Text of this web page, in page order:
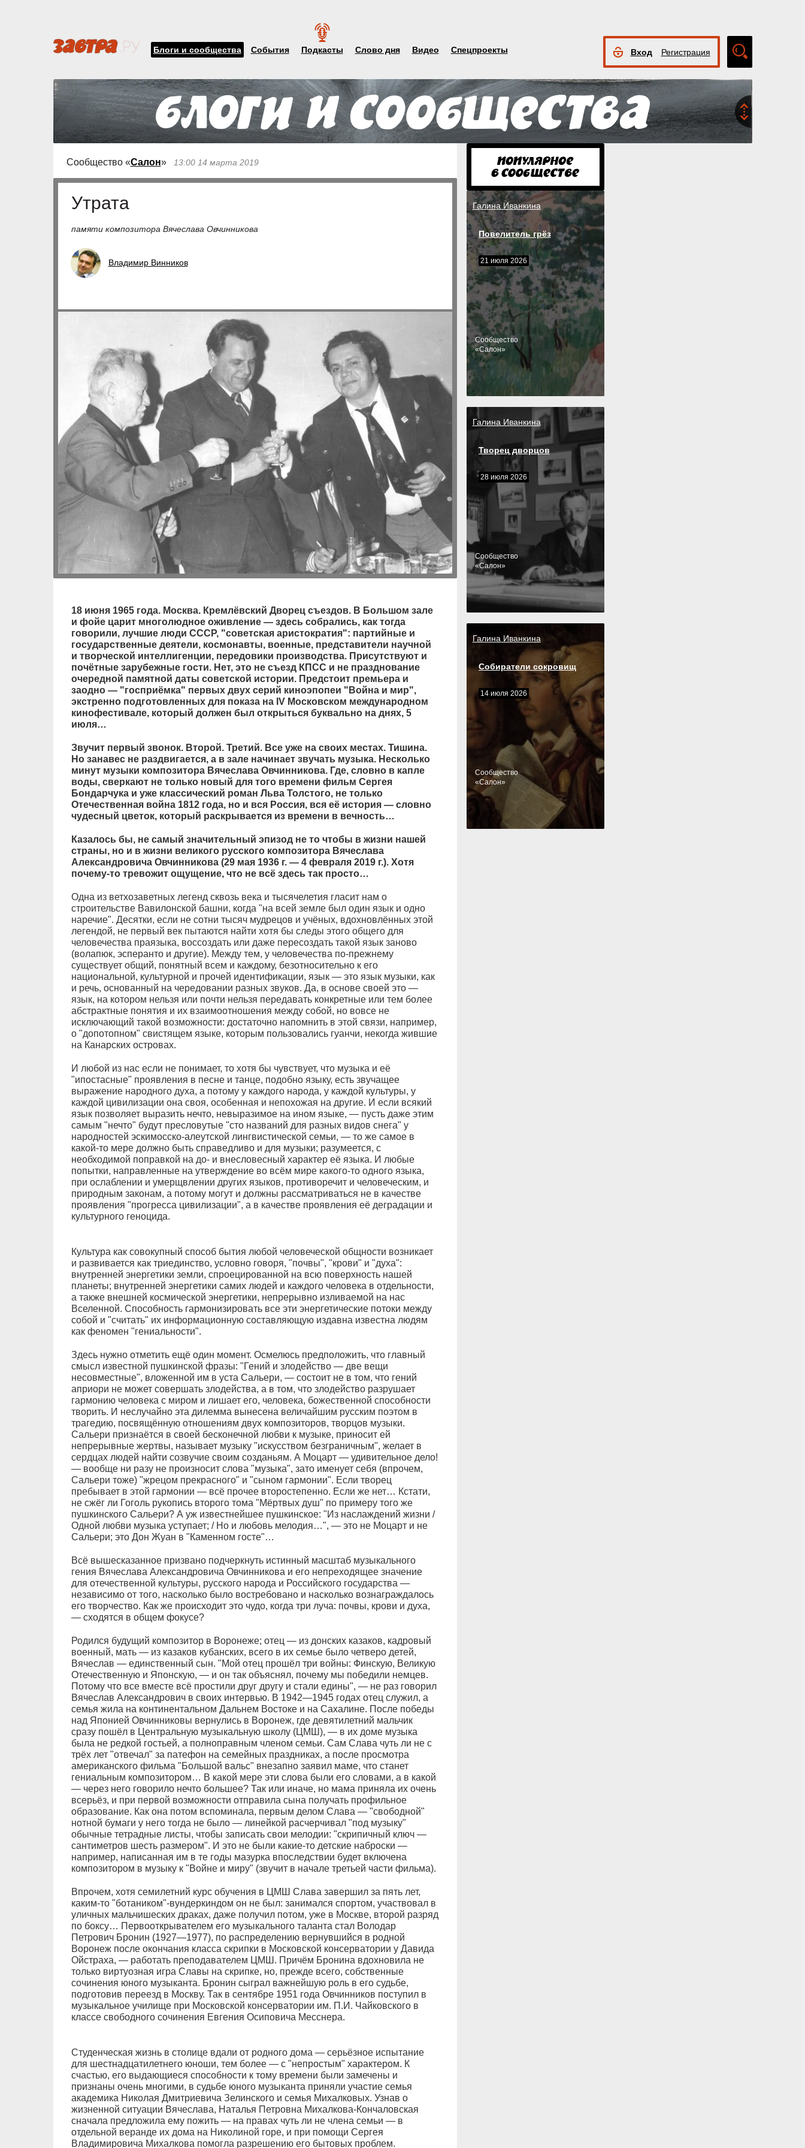
Блоги и сообщества События Подкасты Слово дня Видео Спецпроекты Вход Регистрация
поиск
Сообщество «Салон» 13:00 14 марта 2019
Утрата
памяти композитора Вячеслава Овчинникова
Владимир Винников
18 июня 1965 года. Москва. Кремлёвский Дворец съездов. В Большом зале
и фойе царит многолюдное оживление — здесь собрались, как тогда
говорили, лучшие люди СССР, "советская аристократия": партийные и
государственные деятели, космонавты, военные, представители научной
и творческой интеллигенции, передовики производства. Присутствуют и
почётные зарубежные гости. Нет, это не съезд КПСС и не празднование
очередной памятной даты советской истории. Предстоит премьера и
заодно — "госприёмка" первых двух серий киноэпопеи "Война и мир",
экстренно подготовленных для показа на IV Московском международном
кинофестивале, который должен был открыться буквально на днях, 5
июля…
Звучит первый звонок. Второй. Третий. Все уже на своих местах. Тишина.
Но занавес не раздвигается, а в зале начинает звучать музыка. Несколько
минут музыки композитора Вячеслава Овчинникова. Где, словно в капле
воды, сверкают не только новый для того времени фильм Сергея
Бондарчука и уже классический роман Льва Толстого, не только
Отечественная война 1812 года, но и вся Россия, вся её история — словно
чудесный цветок, который раскрывается из времени в вечность…
Казалось бы, не самый значительный эпизод не то чтобы в жизни нашей
страны, но и в жизни великого русского композитора Вячеслава
Александровича Овчинникова (29 мая 1936 г. — 4 февраля 2019 г.). Хотя
почему-то тревожит ощущение, что не всё здесь так просто…
Одна из ветхозаветных легенд сквозь века и тысячелетия гласит нам о
строительстве Вавилонской башни, когда "на всей земле был один язык и одно
наречие". Десятки, если не сотни тысяч мудрецов и учёных, вдохновлённых этой
легендой, не первый век пытаются найти хотя бы следы этого общего для
человечества праязыка, воссоздать или даже пересоздать такой язык заново
(волапюк, эсперанто и другие). Между тем, у человечества по-прежнему
существует общий, понятный всем и каждому, безотносительно к его
национальной, культурной и прочей идентификации, язык — это язык музыки, как
и речь, основанный на чередовании разных звуков. Да, в основе своей это —
язык, на котором нельзя или почти нельзя передавать конкретные или тем более
абстрактные понятия и их взаимоотношения между собой, но вовсе не
исключающий такой возможности: достаточно напомнить в этой связи, например,
о "допотопном" свистящем языке, которым пользовались гуанчи, некогда жившие
на Канарских островах.
И любой из нас если не понимает, то хотя бы чувствует, что музыка и её
"ипостасные" проявления в песне и танце, подобно языку, есть звучащее
выражение народного духа, а потому у каждого народа, у каждой культуры, у
каждой цивилизации она своя, особенная и непохожая на другие. И если всякий
язык позволяет выразить нечто, невыразимое на ином языке, — пусть даже этим
самым "нечто" будут пресловутые "сто названий для разных видов снега" у
народностей эскимосско-алеутской лингвистической семьи, — то же самое в
какой-то мере должно быть справедливо и для музыки; разумеется, с
необходимой поправкой на до- и внесловесный характер её языка. И любые
попытки, направленные на утверждение во всём мире какого-то одного языка,
при ослаблении и умерщвлении других языков, противоречит и человеческим, и
природным законам, а потому могут и должны рассматриваться не в качестве
проявления "прогресса цивилизации", а в качестве проявления её деградации и
культурного геноцида.
Культура как совокупный способ бытия любой человеческой общности возникает
и развивается как триединство, условно говоря, "почвы", "крови" и "духа":
внутренней энергетики земли, спроецированной на всю поверхность нашей
планеты; внутренней энергетики самих людей и каждого человека в отдельности,
а также внешней космической энергетики, непрерывно изливаемой на нас
Вселенной. Способность гармонизировать все эти энергетические потоки между
собой и "считать" их информационную составляющую издавна известна людям
как феномен "гениальности".
Здесь нужно отметить ещё один момент. Осмелюсь предположить, что главный
смысл известной пушкинской фразы: "Гений и злодейство — две вещи
несовместные", вложенной им в уста Сальери, — состоит не в том, что гений
априори не может совершать злодейства, а в том, что злодейство разрушает
гармонию человека с миром и лишает его, человека, божественной способности
творить. И неслучайно эта дилемма вынесена величайшим русским поэтом в
трагедию, посвящённую отношениям двух композиторов, творцов музыки.
Сальери признаётся в своей бесконечной любви к музыке, приносит ей
непрерывные жертвы, называет музыку "искусством безграничным", желает в
сердцах людей найти созвучие своим созданьям. А Моцарт — удивительное дело!
— вообще ни разу не произносит слова "музыка", зато именует себя (впрочем,
Сальери тоже) "жрецом прекрасного" и "сыном гармонии". Если творец
пребывает в этой гармонии — всё прочее второстепенно. Если же нет… Кстати,
не сжёг ли Гоголь рукопись второго тома "Мёртвых душ" по примеру того же
пушкинского Сальери? А уж известнейшее пушкинское: "Из наслаждений жизни /
Одной любви музыка уступает; / Но и любовь мелодия…", — это не Моцарт и не
Сальери; это Дон Жуан в "Каменном госте"…
Всё вышесказанное призвано подчеркнуть истинный масштаб музыкального
гения Вячеслава Александровича Овчинникова и его непреходящее значение
для отечественной культуры, русского народа и Российского государства —
независимо от того, насколько было востребовано и насколько вознаграждалось
его творчество. Как же происходит это чудо, когда три луча: почвы, крови и духа,
— сходятся в общем фокусе?
Родился будущий композитор в Воронеже; отец — из донских казаков, кадровый
военный, мать — из казаков кубанских, всего в их семье было четверо детей,
Вячеслав — единственный сын. "Мой отец прошёл три войны: Финскую, Великую
Отечественную и Японскую, — и он так объяснял, почему мы победили немцев.
Потому что все вместе всё простили друг другу и стали едины", — не раз говорил
Вячеслав Александрович в своих интервью. В 1942—1945 годах отец служил, а
семья жила на континентальном Дальнем Востоке и на Сахалине. После победы
над Японией Овчинниковы вернулись в Воронеж, где девятилетний мальчик
сразу пошёл в Центральную музыкальную школу (ЦМШ), — в их доме музыка
была не редкой гостьей, а полноправным членом семьи. Сам Слава чуть ли не с
трёх лет "отвечал" за патефон на семейных праздниках, а после просмотра
американского фильма "Большой вальс" внезапно заявил маме, что станет
гениальным композитором… В какой мере эти слова были его словами, а в какой
— через него говорило нечто большее? Так или иначе, но мама приняла их очень
всерьёз, и при первой возможности отправила сына получать профильное
образование. Как она потом вспоминала, первым делом Слава — "свободной"
нотной бумаги у него тогда не было — линейкой расчерчивал "под музыку"
обычные тетрадные листы, чтобы записать свои мелодии: "скрипичный ключ —
сантиметров шесть размером". И это не были какие-то детские наброски —
например, написанная им в те годы мазурка впоследствии будет включена
композитором в музыку к "Войне и миру" (звучит в начале третьей части фильма).
Впрочем, хотя семилетний курс обучения в ЦМШ Слава завершил за пять лет,
каким-то "ботаником"-вундеркиндом он не был: занимался спортом, участвовал в
уличных мальчишеских драках, даже получил потом, уже в Москве, второй разряд
по боксу… Первооткрывателем его музыкального таланта стал Володар
Петрович Бронин (1927—1977), по распределению вернувшийся в родной
Воронеж после окончания класса скрипки в Московской консерватории у Давида
Ойстраха, — работать преподавателем ЦМШ. Причём Бронина вдохновила не
только виртуозная игра Славы на скрипке, но, прежде всего, собственные
сочинения юного музыканта. Бронин сыграл важнейшую роль в его судьбе,
подготовив переезд в Москву. Так в сентябре 1951 года Овчинников поступил в
музыкальное училище при Московской консерватории им. П.И. Чайковского в
классе свободного сочинения Евгения Осиповича Месснера.
Студенческая жизнь в столице вдали от родного дома — серьёзное испытание
для шестнадцатилетнего юноши, тем более — с "непростым" характером. К
счастью, его выдающиеся способности к тому времени были замечены и
признаны очень многими, в судьбе юного музыканта приняли участие семья
академика Николая Дмитриевича Зелинского и семья Михалковых. Узнав о
жизненной ситуации Вячеслава, Наталья Петровна Михалкова-Кончаловская
сначала предложила ему пожить — на правах чуть ли не члена семьи — в
отдельной веранде их дома на Николиной горе, и при помощи Сергея
Владимировича Михалкова помогла разрешению его бытовых проблем.
Галина Иванкина
Повелитель грёз
21 июля 2026
Cообщество
«Салон»
Галина Иванкина
Творец дворцов
28 июля 2026
Cообщество
«Салон»
Галина Иванкина
Собиратели сокровищ
14 июля 2026
Cообщество
«Салон»